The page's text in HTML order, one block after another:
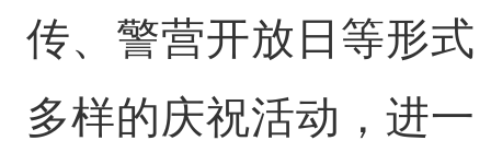
传、警营开放日等形式
多样的庆祝活动，进一